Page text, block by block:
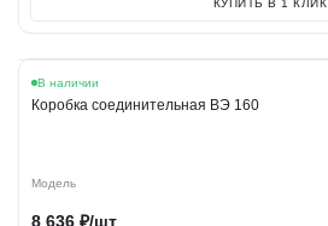
В наличии
Коробка соединительная ВЭ 160
Модель
8 636 ₽/шт